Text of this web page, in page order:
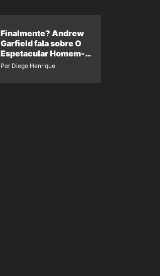
Finalmente? Andrew
Garfield fala sobre O
Espetacular Homem-
Aranha 3
Por Diego Henrique